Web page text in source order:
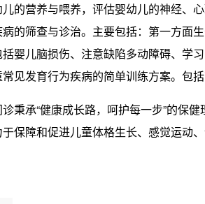
的营养与喂养，评估婴幼儿的神经、
的筛查与诊治。主要包括：第一方面
婴儿脑损伤、注意缺陷多动障碍、学
见发育行为疾病的简单训练方案。包
秉承“健康成长路，呵护每一步”的保
保障和促进儿童体格生长、感觉运动